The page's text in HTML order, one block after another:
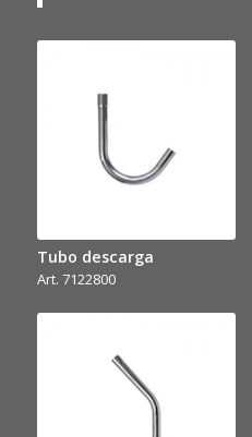
Tubo descarga
Art. 7122800